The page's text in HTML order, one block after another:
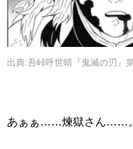
出典:吾峠呼世晴『鬼滅の刃』
あぁぁ……煉獄さん……。